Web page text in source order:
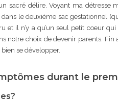
un sacré délire. Voyant ma
le deuxième sac gestationnel
et il n’y a qu’un seul petit coeur
notre choix de devenir parents.
bien se développer.
durant le